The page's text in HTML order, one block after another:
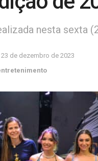
nesta sexta
23 de dezembro de 2023